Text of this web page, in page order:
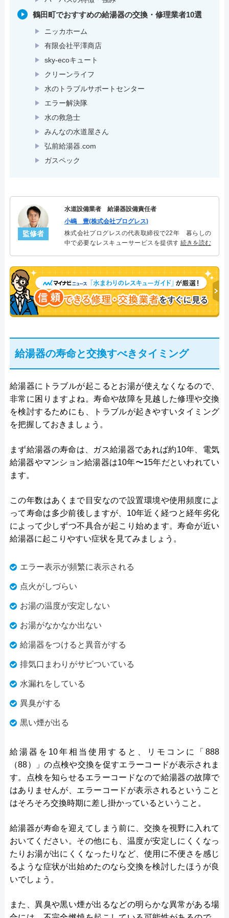
鶴田町でおすすめの給湯器の交換・修理業者10選
ニッカホーム
有限会社平澤商店
sky-ecoキュート
クリーンライフ
水のトラブルサポートセンター
エラー解決隊
水の救急士
みんなの水道屋さん
弘前給湯器.com
ガスペック
監修者
水道設備業者 給湯器設備責任者
小嶋 豊(株式会社プログレス)
株式会社プログレスの代表取締役で22年 暮らしの
中で必要なレスキューサービスを提供する株式会社
決。多くのお客様に信頼される「給湯器」のスペシ
ャリスト。
続きを読む
給湯器の寿命と交換すべきタイミング
給湯器にトラブルが起こるとお湯が使えなくなるので、
非常に困りますよね。寿命や故障を見越した修理や交換
を検討するためにも、トラブルが起きやすいタイミング
を把握しておきましょう。
まず給湯器の寿命は、ガス給湯器であれば約10年、電気
給湯器やマンション給湯器は10年〜15年だといわれてい
ます。
この年数はあくまで目安なので設置環境や使用頻度によ
って寿命は多少前後しますが、10年近く経つと経年劣化
によって少しずつ不具合が起こり始めます。寿命が近い
給湯器に起こりやすい症状を見てみましょう。
エラー表示が頻繁に表示される
点火がしづらい
お湯の温度が安定しない
お湯がなかなか出ない
給湯器をつけると異音がする
排気口まわりがサビついている
水漏れをしている
異臭がする
黒い煙が出る
給湯器を10年相当使用すると、リモコンに「888
（88）」の点検や交換を促すエラーコードが表示されま
す。点検を知らせるエラーコードなので給湯器の故障で
はありませんが、エラーコードが表示されるということ
はそろそろ交換時期に差し掛かっているということ。
給湯器が寿命を迎えてしまう前に、交換を視野に入れて
おいてください。その他にも、温度が安定しにくくなっ
たりお湯が出にくくなったりなど、使用に不便さを感じ
るような症状が出始めたのなら交換を検討したほうが良
いでしょう。
また、異臭や黒い煙が出るなどの明らかな異常がある場